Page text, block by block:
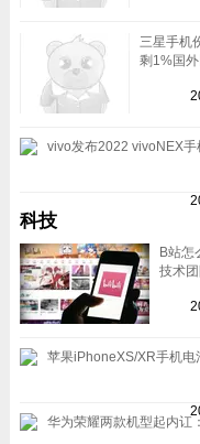
三星手机
剩1%国
vivo发布2022 vivoNEX手
科技
B站怎
技术
苹果iPhoneXS/XR手机
华为荣耀两款机型起内讧